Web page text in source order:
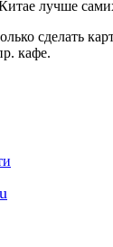
лучше
сделать
кафе.